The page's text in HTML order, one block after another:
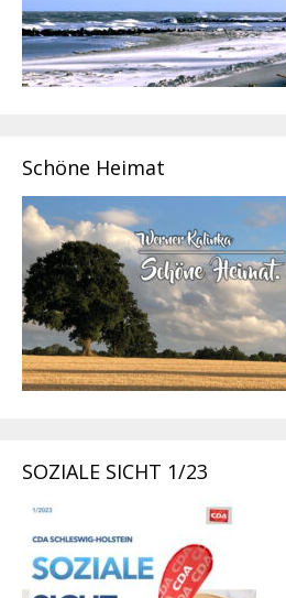
Schöne Heimat
SOZIALE SICHT 1/23